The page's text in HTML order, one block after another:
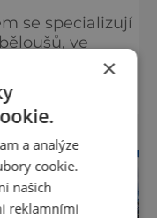
se specializují
ve
vraníky
o chovu
významné
a postroje,
využití koní ve
dostizích.
×
a analýze
cookie.
našich
reklamními